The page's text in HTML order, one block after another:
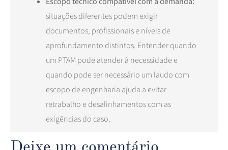
situações diferentes podem exigir
documentos, profissionais e níveis de
aprofundamento distintos. Entender quando
um PTAM pode atender à necessidade e
quando pode ser necessário um laudo com
escopo de engenharia ajuda a evitar
retrabalho e desalinhamentos com as
exigências do caso.